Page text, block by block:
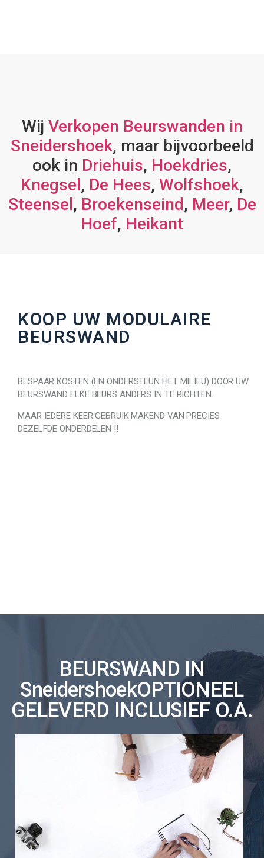
Wij Verkopen Beurswanden in
Sneidershoek, maar bijvoorbeeld
ook in Driehuis, Hoekdries,
Knegsel, De Hees, Wolfshoek,
Steensel, Broekenseind, Meer, De
Hoef, Heikant
KOOP UW MODULAIRE
BEURSWAND
BESPAAR KOSTEN (EN ONDERSTEUN HET MILIEU) DOOR UW
BEURSWAND ELKE BEURS ANDERS IN TE RICHTEN…
MAAR IEDERE KEER GEBRUIK MAKEND VAN PRECIES
DEZELFDE ONDERDELEN !!
BEURSWAND IN
SneidershoekOPTIONEEL
GELEVERD INCLUSIEF O.A.